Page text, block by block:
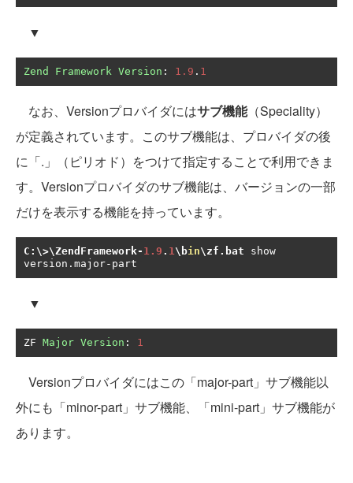
▼
Zend Framework Version : 1.9 . 1
なお、Versionプロバイダにはサブ機能（Speciality）
が定義されています。このサブ機能は、プロバイダの後
に「.」（ピリオド）をつけて指定することで利用できま
す。Versionプロバイダのサブ機能は、バージョンの一部
だけを表示する機能を持っています。
C : \>\ZendFramework- 1.9 . 1\bin\zf . bat show
version . major- part
▼
ZF Major Version : 1
Versionプロバイダにはこの「major-part」サブ機能以
外にも「minor-part」サブ機能、「mini-part」サブ機能が
あります。